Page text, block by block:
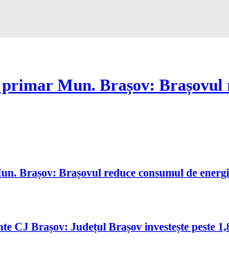
Mun. Brașov: Brașovul
Brașov: Brașovul reduce consumul de
CJ Brașov: Județul Brașov investește peste